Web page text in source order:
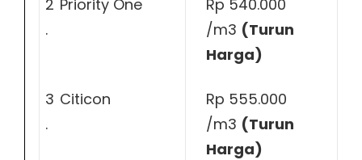
2
.
Priority One
Rp 540.000
/m3 (Turun
Harga)
3
.
Citicon
Rp 555.000
/m3 (Turun
Harga)